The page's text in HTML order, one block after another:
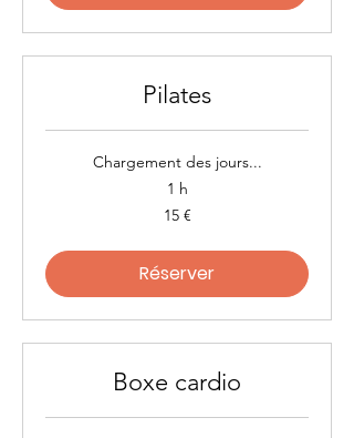
Pilates
Chargement des jours...
1 h
15 €
Réserver
Boxe cardio